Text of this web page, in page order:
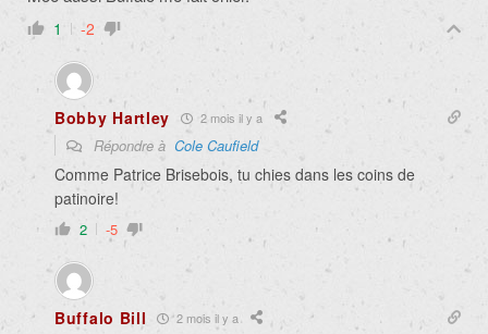
1 -2
Bobby Hartley 2 mois il y a
Répondre à Cole Caufield
Comme Patrice Brisebois, tu chies dans les coins de
patinoire!
2 -5
Buffalo Bill 2 mois il y a